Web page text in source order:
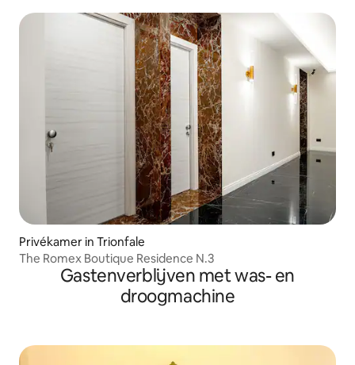
Privékamer in Trionfale
The Romex Boutique Residence N.3
Gastenverblijven met was- en
droogmachine